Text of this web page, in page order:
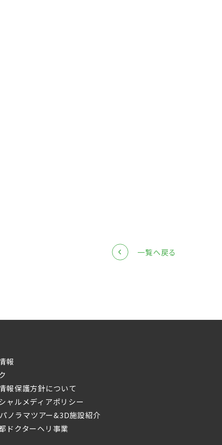
一覧へ戻る
報
報保護方針について
ャルメディアポリシー
ノラマツアー&3D施設紹介
ドクターヘリ事業